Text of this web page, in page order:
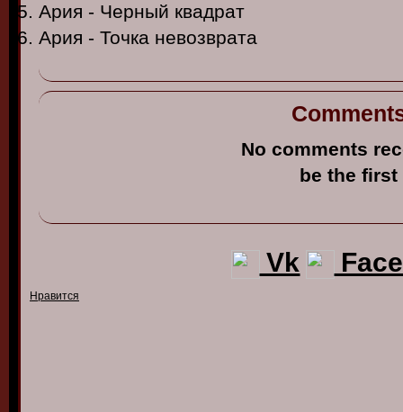
Ария - Черный квадрат
Ария - Точка невозврата
No comments
be the first
Vk
Нравится